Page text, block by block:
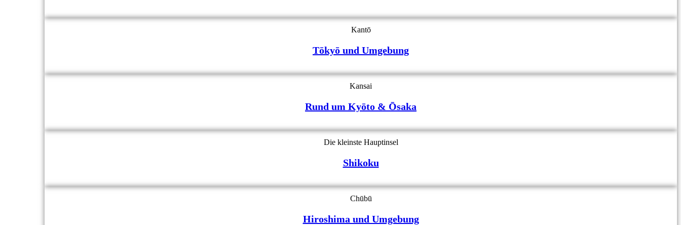
Kantō
Tōkyō und Umgebung
Kansai
Rund um Kyōto & Ōsaka
Die kleinste Hauptinsel
Shikoku
Chūbū
Hiroshima und Umgebung